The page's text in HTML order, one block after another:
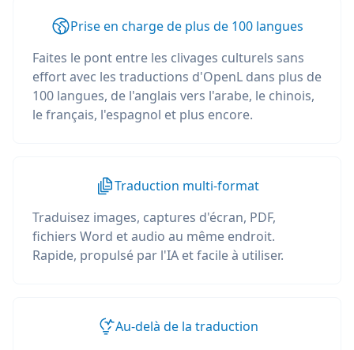
Prise en charge de plus de 100 langues
Faites le pont entre les clivages culturels sans
effort avec les traductions d'OpenL dans plus de
100 langues, de l'anglais vers l'arabe, le chinois,
le français, l'espagnol et plus encore.
Traduction multi-format
Traduisez images, captures d'écran, PDF,
fichiers Word et audio au même endroit.
Rapide, propulsé par l'IA et facile à utiliser.
Au-delà de la traduction